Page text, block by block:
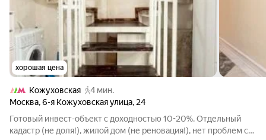
хорошая цена
Кожуховская
4 мин.
Москва,6-я Кожуховская улица, 24
Готовый инвест-объект с доходностью 10-20%. Отдельный
кадастр (не доля!), жилой дом (не реновация!), нет проблем с